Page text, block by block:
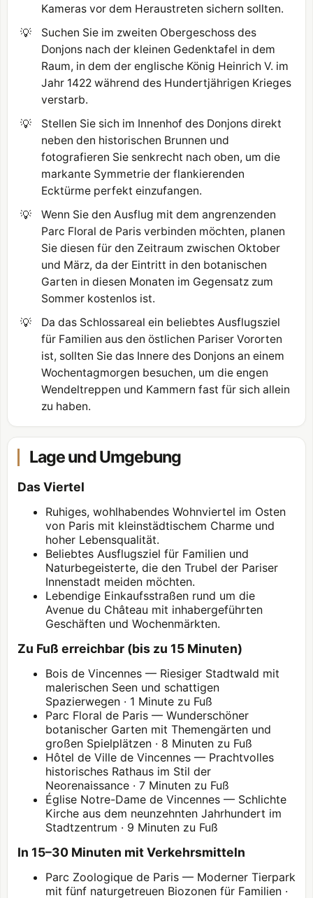
Kameras vor dem Heraustreten sichern sollten.
💡
Suchen Sie im zweiten Obergeschoss des
Donjons nach der kleinen Gedenktafel in dem
Raum, in dem der englische König Heinrich V. im
Jahr 1422 während des Hundertjährigen Krieges
verstarb.
💡
Stellen Sie sich im Innenhof des Donjons direkt
neben den historischen Brunnen und
fotografieren Sie senkrecht nach oben, um die
markante Symmetrie der flankierenden
Ecktürme perfekt einzufangen.
💡
Wenn Sie den Ausflug mit dem angrenzenden
Parc Floral de Paris verbinden möchten, planen
Sie diesen für den Zeitraum zwischen Oktober
und März, da der Eintritt in den botanischen
Garten in diesen Monaten im Gegensatz zum
Sommer kostenlos ist.
💡
Da das Schlossareal ein beliebtes Ausflugsziel
für Familien aus den östlichen Pariser Vororten
ist, sollten Sie das Innere des Donjons an einem
Wochentagmorgen besuchen, um die engen
Wendeltreppen und Kammern fast für sich allein
zu haben.
Lage und Umgebung
Das Viertel
Ruhiges, wohlhabendes Wohnviertel im Osten
von Paris mit kleinstädtischem Charme und
hoher Lebensqualität.
Beliebtes Ausflugsziel für Familien und
Naturbegeisterte, die den Trubel der Pariser
Innenstadt meiden möchten.
Lebendige Einkaufsstraßen rund um die
Avenue du Château mit inhabergeführten
Geschäften und Wochenmärkten.
Zu Fuß erreichbar (bis zu 15 Minuten)
Bois de Vincennes — Riesiger Stadtwald mit
malerischen Seen und schattigen
Spazierwegen · 1 Minute zu Fuß
Parc Floral de Paris — Wunderschöner
botanischer Garten mit Themengärten und
großen Spielplätzen · 8 Minuten zu Fuß
Hôtel de Ville de Vincennes — Prachtvolles
historisches Rathaus im Stil der
Neorenaissance · 7 Minuten zu Fuß
Église Notre-Dame de Vincennes — Schlichte
Kirche aus dem neunzehnten Jahrhundert im
Stadtzentrum · 9 Minuten zu Fuß
In 15–30 Minuten mit Verkehrsmitteln
Parc Zoologique de Paris — Moderner Tierpark
mit fünf naturgetreuen Biozonen für Familien ·